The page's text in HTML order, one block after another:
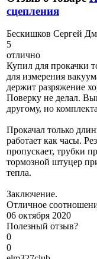
сцепления
Бескишков Сергей
5
отлично
Купил для прокачки
для измерения
держит разряжение
Поверку не делал.
другому, но
Прокачал только
работает как часы.
пропускает, трубки
тормозной штуцер
тепла.
Заключение.
Отличное
06 октября 2020
Полезный отзыв?
0
0